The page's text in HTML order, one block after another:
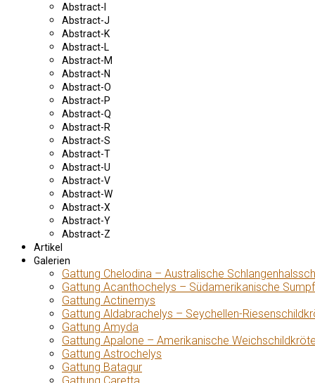
Abstract-I
Abstract-J
Abstract-K
Abstract-L
Abstract-M
Abstract-N
Abstract-O
Abstract-P
Abstract-Q
Abstract-R
Abstract-S
Abstract-T
Abstract-U
Abstract-V
Abstract-W
Abstract-X
Abstract-Y
Abstract-Z
Artikel
Galerien
Gattung Chelodina – Australische
Gattung Acanthochelys – Südamerikanische
Gattung Actinemys
Gattung Aldabrachelys – Seychellen-
Gattung Amyda
Gattung Apalone – Amerikanische
Gattung Astrochelys
Gattung Batagur